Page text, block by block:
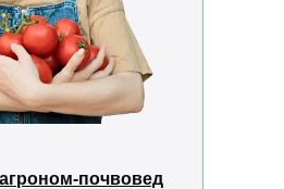
почвовед